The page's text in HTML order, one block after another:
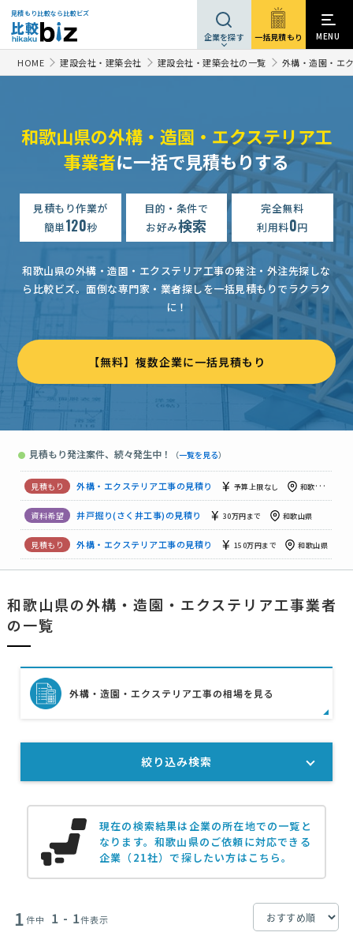
見積もり比較なら比較ビズ
企業を探す 一括見積もり MENU
HOME 建設会社・建築会社 建設会社・建築会社の一覧 外構・造園・エ
和歌山県の外構・造園・エクステリア工
事業者に一括で見積もりする
見積もり作業が
簡単120秒
目的・条件で
お好み検索
完全無料
利用料0円
和歌山県の外構・造園・エクステリア工事の発注・外注先探しな
ら比較ビズ。 面倒な専門家・業者探しを一括見積もりでラクラク
に！
【無料】複数企業に一括見積もり
● 見積もり発注案件、続々発生中！ （一覧を見る）
和歌山県
外構・エクステリア工事の見積り 予算上限なし 和歌山県
井戸掘り(さく井工事)の見積り 30万円まで 和歌山県
外構・エクステリア工事の見積り 150万円まで 和歌山県
【電話希望】【和歌山県】井戸掘りの依頼 和歌
ウッドデッキ、テラスの見積もり 和歌山県
井戸掘り 業務用 山林 予算上限なし 和歌山県
さく井工事 予算上限なし 和歌山県
外構・エクステリア工事の見積り 予算上限なし 和歌山県
井戸掘り(さく井工事)の見積り 30万円まで 和歌山県
外構・エクステリア工事の見積り 150万円まで 和歌山県
【電話希望】【和歌山県】井戸掘りの依頼
ウッドデッキ、テラスの見積もり 70万円まで 和歌山県
和歌山県の外構・造園・エクステリア工事業者
の一覧
現在の検索結果は企業の所在地での一覧と
なります。和歌山県のご依頼に対応できる
企業（21社）で探したい方はこちら。
1件中 1 - 1件表示
外構・造園・エクステリア工事の相場を見る
絞り込み検索